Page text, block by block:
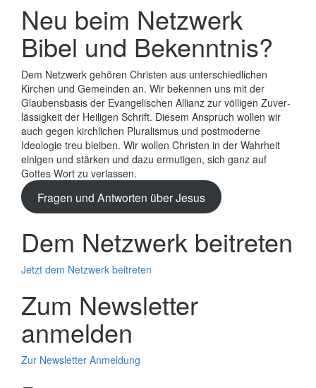
Neu beim Netzwerk
Bibel und Bekenntnis?
Dem Netzwerk gehören Christen aus unterschiedlichen
Kirchen und Gemeinden an. Wir bekennen uns mit der
Glaubens­basis der Evange­lischen Allianz zur völligen Zuver­
lässigkeit der Heiligen Schrift. Diesem Anspruch wollen wir
auch gegen kirchlichen Plura­lismus und post­moderne
Ideologie treu bleiben. Wir wollen Christen in der Wahrheit
einigen und stärken und dazu ermutigen, sich ganz auf
Gottes Wort zu verlassen.
Fragen und Antworten über Jesus
Dem Netzwerk beitreten
Jetzt dem Netzwerk beitreten
Zum Newsletter
anmelden
Zur Newsletter Anmeldung